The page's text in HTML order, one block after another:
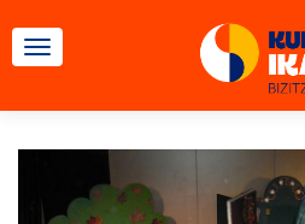
CAMBIAR NAVEGACIÓN